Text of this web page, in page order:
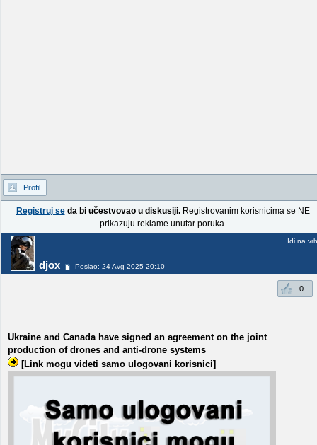
Profil
Registruj seda bi učestvovao u diskusiji.Registrovanim korisnicima se NE
prikazuju reklame unutar poruka.
djox Poslao: 24 Avg 2025 20:10
Idi na vrh
0
Ukraine and Canada have signed an agreement on the joint
production of drones and anti-drone systems
[Link mogu videti samo ulogovani korisnici]